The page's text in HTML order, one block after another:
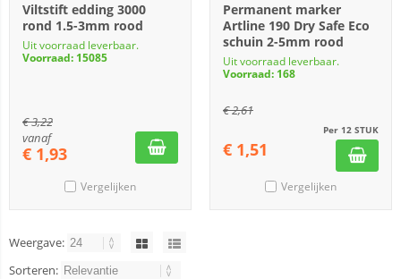
Viltstift edding 3000
rond 1.5-3mm rood
Uit voorraad leverbaar.
Voorraad: 15085
€3,22
vanaf
€ 1,93
Vergelijken
Permanent marker
Artline 190 Dry Safe Eco
schuin 2-5mm rood
Uit voorraad leverbaar.
Voorraad: 168
€2,61
Per 12 STUK
€ 1,51
Vergelijken
Weergave:
Sorteren: